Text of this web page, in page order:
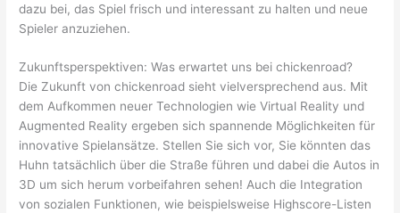
dazu bei, das Spiel frisch und interessant zu halten und neue
Spieler anzuziehen.
Zukunftsperspektiven: Was erwartet uns bei chickenroad?
Die Zukunft von chickenroad sieht vielversprechend aus. Mit
dem Aufkommen neuer Technologien wie Virtual Reality und
Augmented Reality ergeben sich spannende Möglichkeiten für
innovative Spielansätze. Stellen Sie sich vor, Sie könnten das
Huhn tatsächlich über die Straße führen und dabei die Autos in
3D um sich herum vorbeifahren sehen! Auch die Integration
von sozialen Funktionen, wie beispielsweise Highscore-Listen